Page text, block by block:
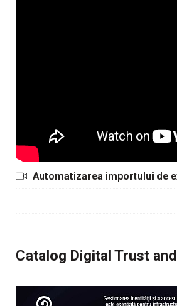
Automatizarea importului de
Catalog Digital Trust